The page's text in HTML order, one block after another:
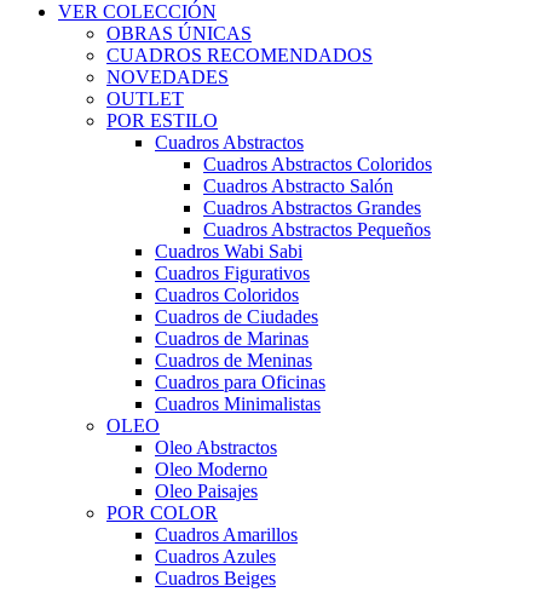
VER COLECCIÓN
OBRAS ÚNICAS
CUADROS RECOMENDADOS
NOVEDADES
OUTLET
POR ESTILO
Cuadros Abstractos
Cuadros Abstractos Coloridos
Cuadros Abstracto Salón
Cuadros Abstractos Grandes
Cuadros Abstractos Pequeños
Cuadros Wabi Sabi
Cuadros Figurativos
Cuadros Coloridos
Cuadros de Ciudades
Cuadros de Marinas
Cuadros de Meninas
Cuadros para Oficinas
Cuadros Minimalistas
OLEO
Oleo Abstractos
Oleo Moderno
Oleo Paisajes
POR COLOR
Cuadros Amarillos
Cuadros Azules
Cuadros Beiges